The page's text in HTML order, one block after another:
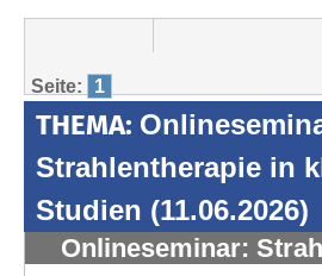
Seite: 1
THEMA:
Strahlentherapie in
Studien (11.06.2026)
Onlineseminar: